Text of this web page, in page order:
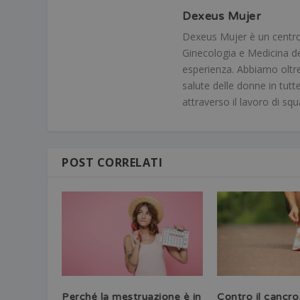
Dexeus Mujer
Dexeus Mujer è un
Ginecologia e Medicina
esperienza. Abbiamo
salute delle donne in
attraverso il lavoro di
POST CORRELATI
Perché la mestruazione è in Contro il